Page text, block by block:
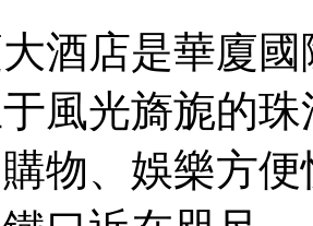
酒店是華廈
風光旖旎的
物、娛樂方